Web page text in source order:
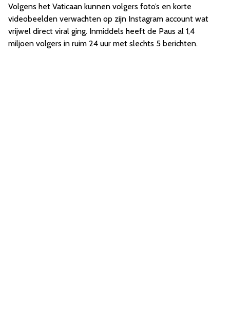
Volgens het Vaticaan kunnen volgers foto’s en korte
videobeelden verwachten op zijn Instagram account wat
vrijwel direct viral ging. Inmiddels heeft de Paus al 1,4
miljoen volgers in ruim 24 uur met slechts 5 berichten.